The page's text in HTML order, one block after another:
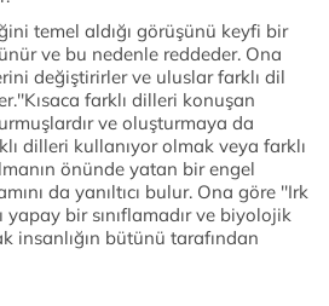
temel aldığı görüşünü keyfi bir
ve bu nedenle reddeder. Ona
değiştirirler ve uluslar farklı dil
farklı dilleri konuşan
ve oluşturmaya da
dilleri kullanıyor olmak veya farklı
önünde yatan bir engel
da yanıltıcı bulur. Ona göre ''Irk
bir sınıflamadır ve biyolojik
insanlığın bütünü tarafından